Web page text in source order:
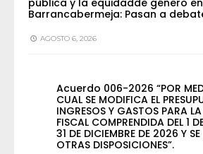
Barrancabermeja: Pasan a
AGOSTO 6, 2026
Acuerdo 006-2026 “POR
CUAL SE MODIFICA EL
INGRESOS Y GASTOS PARA
FISCAL COMPRENDIDA DEL 1
31 DE DICIEMBRE DE 2026 Y
OTRAS DISPOSICIONES”.